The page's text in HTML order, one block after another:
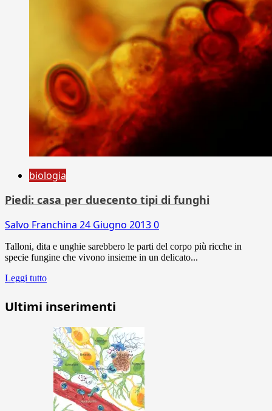
biologia
Piedi: casa per duecento tipi di funghi
Salvo Franchina 24 Giugno 20130
Talloni, dita e unghie sarebbero le parti del corpo più ricche in
specie fungine che vivono insieme in un delicato...
Leggi tutto
Ultimi inserimenti